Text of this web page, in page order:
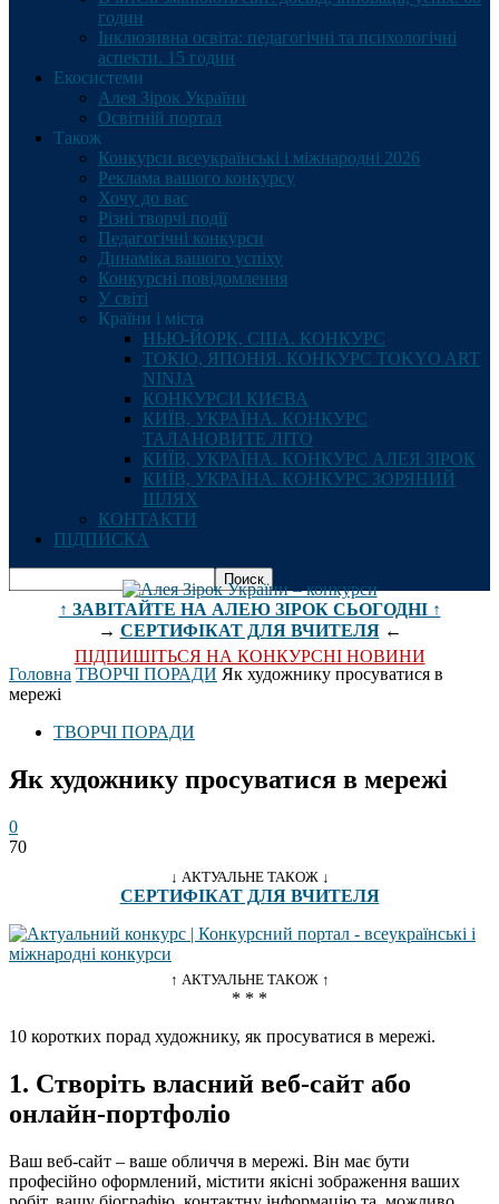
годин
Інклюзивна освіта: педагогічні та психологічні
аспекти. 15 годин
Екосистеми
Алея Зірок України
Освітній портал
Також
Конкурси всеукраїнські і міжнародні 2026
Реклама вашого конкурсу
Хочу до вас
Різні творчі події
Педагогічні конкурси
Динаміка вашого успіху
Конкурсні повідомлення
У світі
Країни і міста
НЬЮ-ЙОРК, США. КОНКУРС
ТОКІО, ЯПОНІЯ. КОНКУРС TOKYO ART
NINJA
КОНКУРСИ КИЄВА
КИЇВ, УКРАЇНА. КОНКУРС
ТАЛАНОВИТЕ ЛІТО
КИЇВ, УКРАЇНА. КОНКУРС АЛЕЯ ЗІРОК
КИЇВ, УКРАЇНА. КОНКУРС ЗОРЯНИЙ
ШЛЯХ
КОНТАКТИ
ПІДПИСКА
↑ ЗАВІТАЙТЕ НА АЛЕЮ ЗІРОК СЬОГОДНІ ↑
→ СЕРТИФІКАТ ДЛЯ ВЧИТЕЛЯ←
ПІДПИШІТЬСЯ НА КОНКУРСНІ НОВИНИ
Головна ТВОРЧІ ПОРАДИ Як художнику просуватися в
мережі
ТВОРЧІ ПОРАДИ
Як художнику просуватися в мережі
0
70
↓ АКТУАЛЬНЕ ТАКОЖ ↓
СЕРТИФІКАТ ДЛЯ ВЧИТЕЛЯ
↑ АКТУАЛЬНЕ ТАКОЖ ↑
* * *
10 коротких порад художнику, як просуватися в мережі.
1. Створіть власний веб-сайт або
онлайн-портфоліо
Ваш веб-сайт – ваше обличчя в мережі. Він має бути
професійно оформлений, містити якісні зображення ваших